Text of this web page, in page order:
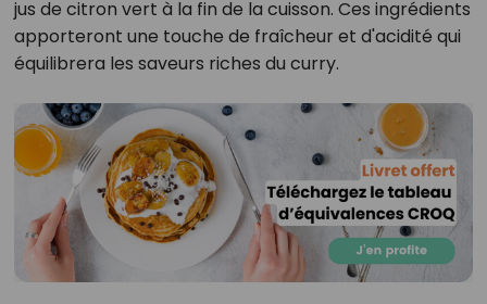
jus de citron vert à la fin de la cuisson. Ces ingrédients
apporteront une touche de fraîcheur et d'acidité qui
équilibrera les saveurs riches du curry.